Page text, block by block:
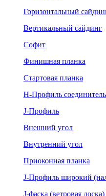
Горизонтальный
Вертикальный сайдинг
Софит
Финишная планка
Стартовая планка
Н-Профиль
J-Профиль
Внешний угол
Внутренний угол
Приоконная планка
J-Профиль широкий
J-фаска (ветровая доска)